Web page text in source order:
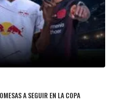
A SEGUIR EN LA COPA